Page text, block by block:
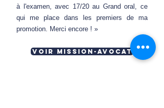
à l'examen, avec 17/20 au Grand oral, ce
qui me place dans les premiers de ma
promotion. Merci encore ! »
Voir Mission-Avocat